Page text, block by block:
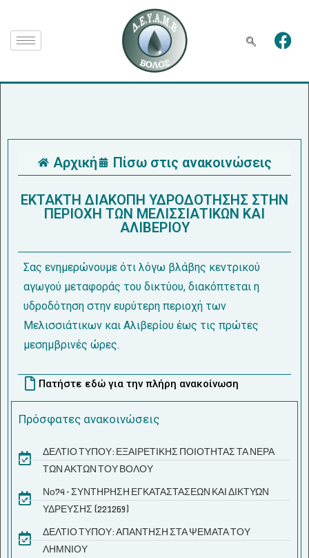
Αρχική Πίσω στις ανακοινώσεις
ΕΚΤΑΚΤΗ ΔΙΑΚΟΠΗ ΥΔΡΟΔΟΤΗΣΗΣ ΣΤΗΝ
ΠΕΡΙΟΧΗ ΤΩΝ ΜΕΛΙΣΣΙΑΤΙΚΩΝ ΚΑΙ
ΑΛΙΒΕΡΙΟΥ
Σας ενημερώνουμε ότι λόγω βλάβης κεντρικού
αγωγού μεταφοράς του δικτύου, διακόπτεται η
υδροδότηση στην ευρύτερη περιοχή των
Μελισσιάτικων και Αλιβερίου έως τις πρώτες
μεσημβρινές ώρες.
Πατήστε εδώ για την πλήρη ανακοίνωση
Πρόσφατες ανακοινώσεις
ΔΕΛΤΙΟ ΤΥΠΟΥ: ΕΞΑΙΡΕΤΙΚΗΣ ΠΟΙΟΤΗΤΑΣ ΤΑ ΝΕΡΑ
ΤΩΝ ΑΚΤΩΝ ΤΟΥ ΒΟΛΟΥ
Νο74 - ΣΥΝΤΗΡΗΣΗ ΕΓΚΑΤΑΣΤΑΣΕΩΝ ΚΑΙ ΔΙΚΤΥΩΝ
ΥΔΡΕΥΣΗΣ (221269)
ΔΕΛΤΙΟ ΤΥΠΟΥ: ΑΠΑΝΤΗΣΗ ΣΤΑ ΨΕΜΑΤΑ ΤΟΥ
ΛΗΜΝΙΟΥ